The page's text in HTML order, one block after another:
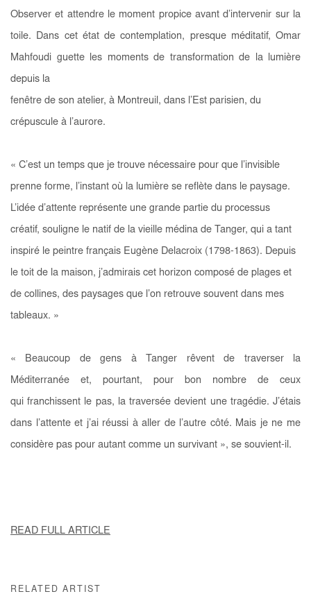
Observer et attendre le moment propice avant d’intervenir sur la
toile. Dans cet état de contemplation, presque méditatif, Omar
Mahfoudi guette les moments de transformation de la lumière
depuis la
fenêtre de son atelier, à Montreuil, dans l’Est parisien, du
crépuscule à l’aurore.
« C’est un temps que je trouve nécessaire pour que l’invisible
prenne forme, l’instant où la lumière se reflète dans le paysage.
L’idée d’attente représente une grande partie du processus
créatif, souligne le natif de la vieille médina de Tanger, qui a tant
inspiré le peintre français Eugène Delacroix (1798-1863). Depuis
le toit de la maison, j’admirais cet horizon composé de plages et
de collines, des paysages que l’on retrouve souvent dans mes
tableaux. »
« Beaucoup de gens à Tanger rêvent de traverser la
Méditerranée et, pourtant, pour bon nombre de ceux
qui franchissent le pas, la traversée devient une tragédie. J’étais
dans l’attente et j’ai réussi à aller de l’autre côté. Mais je ne me
considère pas pour autant comme un survivant », se souvient-il.
READ FULL ARTICLE
RELATED ARTIST